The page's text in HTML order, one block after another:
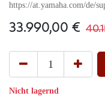
https://at.yamaha.com/de/
33.990,00 €
Nicht lagernd